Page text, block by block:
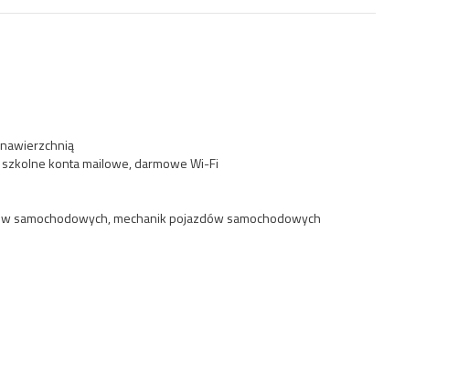
konta mailowe, darmowe Wi-Fi
samochodowych, mechanik pojazdów samochodowych